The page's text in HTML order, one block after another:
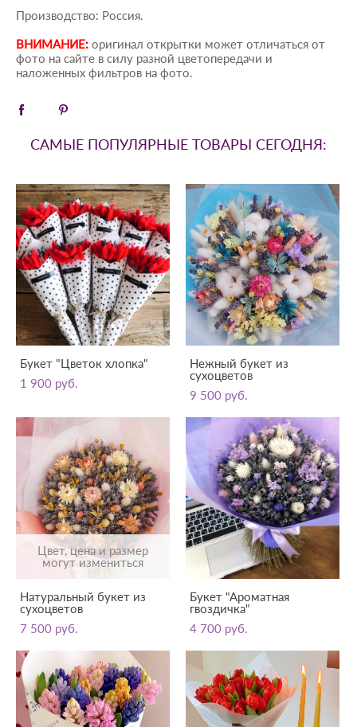
Производство: Россия.
ВНИМАНИЕ: оригинал открытки может отличаться от
фото на сайте в силу разной цветопередачи и
наложенных фильтров на фото.
САМЫЕ ПОПУЛЯРНЫЕ ТОВАРЫ СЕГОДНЯ:
Букет "Цветок хлопка"
1 900 pуб.
Нежный букет из
сухоцветов
9 500 pуб.
Цвет, цена и размер
могут измениться
Натуральный букет из
сухоцветов
7 500 pуб.
Букет "Ароматная
гвоздичка"
4 700 pуб.